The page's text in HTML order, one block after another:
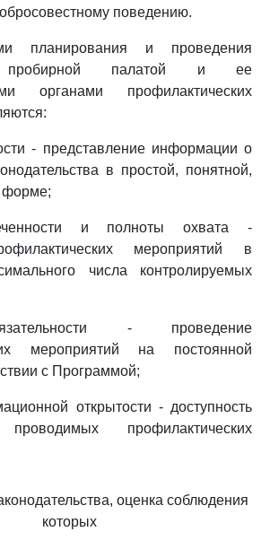
поведению.
планирования и проведения
пробирной палатой и ее
органами профилактических
- представление информации о
в простой, понятной,
и полноты охвата -
мероприятий в
числа контролируемых
- проведение
мероприятий на постоянной
с Программой;
открытости - доступность
профилактических
оценка соблюдения
которых